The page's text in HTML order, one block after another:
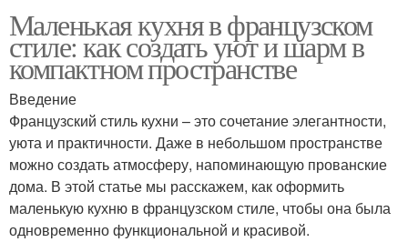
Маленькая кухня в французском
стиле: как создать уют и шарм в
компактном пространстве
Введение
Французский стиль кухни – это сочетание элегантности,
уюта и практичности. Даже в небольшом пространстве
можно создать атмосферу, напоминающую прованские
дома. В этой статье мы расскажем, как оформить
маленькую кухню в французском стиле, чтобы она была
одновременно функциональной и красивой.